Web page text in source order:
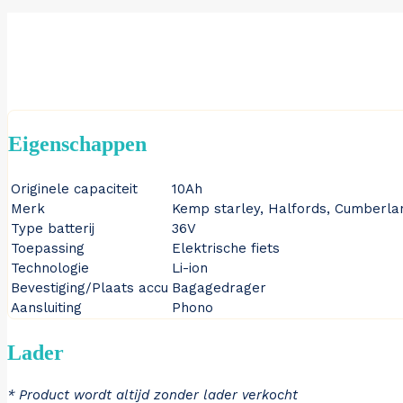
Eigenschappen
Originele capaciteit
10Ah
Merk
Kemp starley, Halfords,
Type batterij
36V
Toepassing
Elektrische fiets
Technologie
Li-ion
Bevestiging/Plaats accu Bagagedrager
Aansluiting
Phono
Lader
* Product wordt altijd zonder lader verkocht